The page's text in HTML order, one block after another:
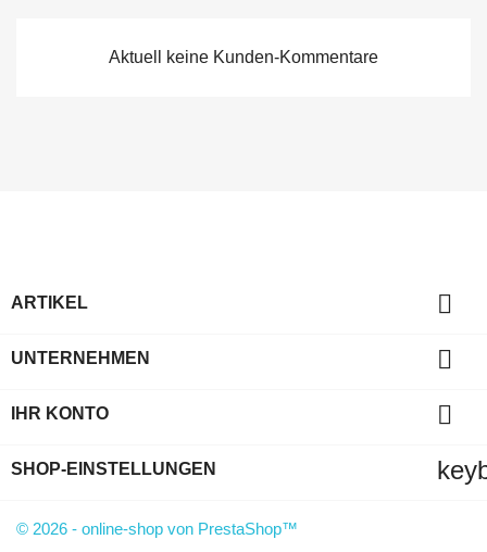
Aktuell keine Kunden-Kommentare
ARTIKEL 
UNTERNEHMEN 
IHR KONTO 
SHOP-EINSTELLUNGEN
© 2026 - online-shop von PrestaShop™